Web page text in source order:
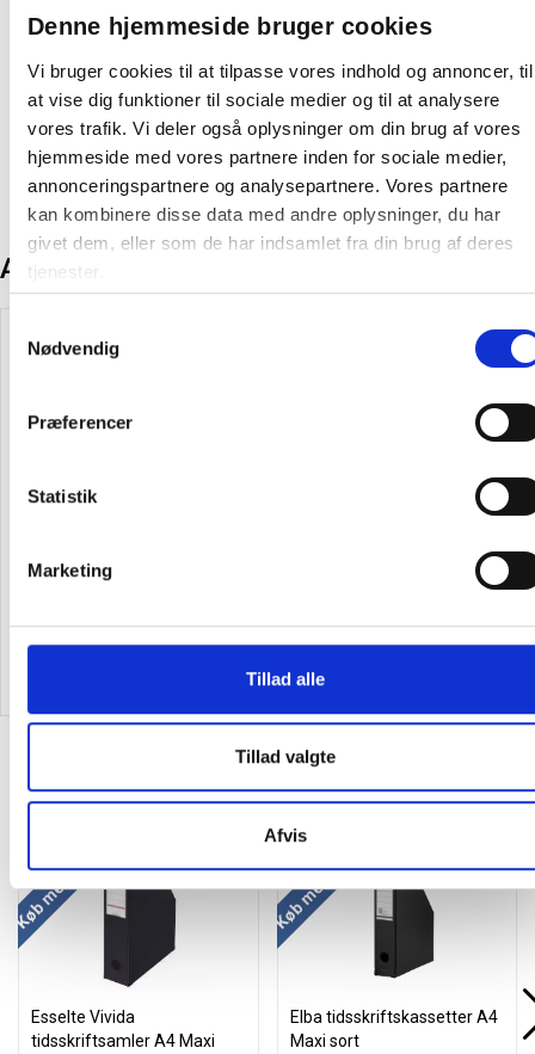
Denne hjemmeside bruger cookies
Vi bruger cookies til at tilpasse vores indhold og annoncer, til
at vise dig funktioner til sociale medier og til at analysere
vores trafik. Vi deler også oplysninger om din brug af vores
hjemmeside med vores partnere inden for sociale medier,
annonceringspartnere og analysepartnere. Vores partnere
kan kombinere disse data med andre oplysninger, du har
givet dem, eller som de har indsamlet fra din brug af deres
tjenester.
Nødvendig
Præferencer
Statistik
Marketing
Tillad alle
Tillad valgte
Afvis
På lager: 50 stk
Producent: Esselte
Andre kunder købte også
Bantex Col kollegieblok A4
15,75/ Stk
inkl. moms
Esselte Vivida tidsskriftsamler
inkl. moms
Alternativer til varen
Køb mere og spar
Esselte Vivida
tidsskriftsamler A4 Maxi
Køb mere og spar
Elba tidsskriftskassetter A4
Maxi sort